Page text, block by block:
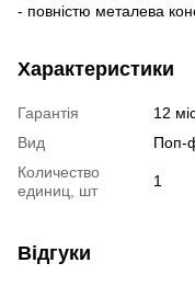
- повністю металева
Характеристики
Гарантія
12
Вид
Поп-
Количество
единиц, шт
1
Відгуки